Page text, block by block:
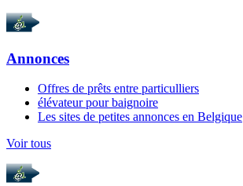
Annonces
Offres de prêts entre particulliers
élévateur pour baignoire
Les sites de petites annonces en Belgique
Voir tous